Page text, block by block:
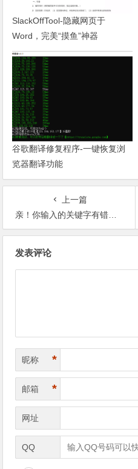
SlackOffTool-隐藏网页于
Word，完美“摸鱼”神器
谷歌翻译修复程序-一键恢复浏
览器翻译功能
上一篇
亲！你输入的关键字有错误！
发表评论
昵称 *
邮箱 *
网址
QQ